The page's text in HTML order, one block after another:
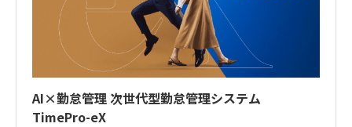
AI×勤怠管理 次世代型勤怠管理システム
TimePro-eX